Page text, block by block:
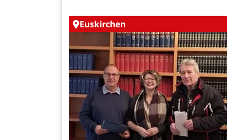
Euskirchen